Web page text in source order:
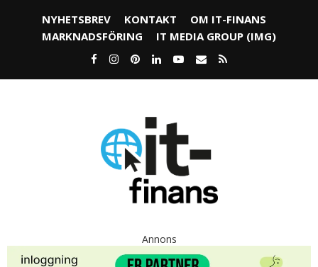
NYHETSBREV KONTAKT
OM IT-FINANS
MARKNADSFÖRING
IT MEDIA GROUP (IMG)
Annons